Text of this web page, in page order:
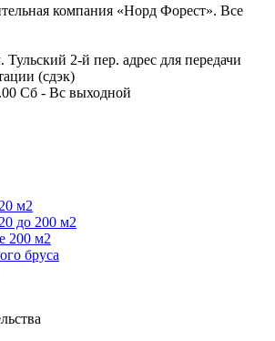
компания «Норд Форест». Все
Тульский 2-й пер. адрес для передачи
(сдэк)
Сб - Вс выходной
м2
до 200 м2
200 м2
бруса